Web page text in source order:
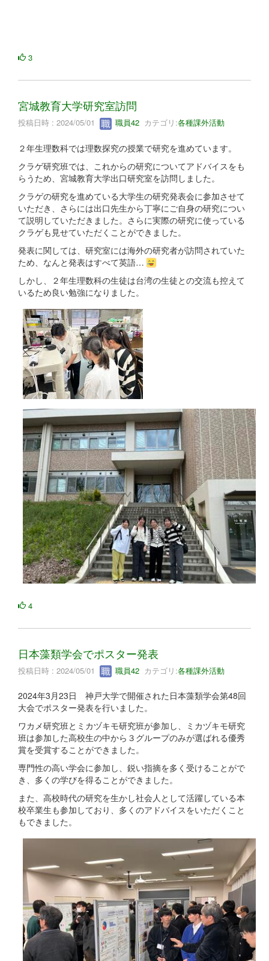
3
宮城教育大学研究室訪問
投稿日時 : 2024/05/01 職員42 カテゴリ:各種課外活動
２年生理数科では理数探究の授業で研究を進めています。
クラゲ研究班では、これからの研究についてアドバイスをも
らうため、宮城教育大学出口研究室を訪問しました。
クラゲの研究を進めている大学生の研究発表会に参加させて
いただき、さらには出口先生から丁寧にご自身の研究につい
て説明していただきました。さらに実際の研究に使っている
クラゲも見せていただくことができました。
発表に関しては、研究室には海外の研究者が訪問されていた
ため、なんと発表はすべて英語…
しかし、２年生理数科の生徒は台湾の生徒との交流も控えて
いるため良い勉強になりました。
4
日本藻類学会でポスター発表
投稿日時 : 2024/05/01 職員42 カテゴリ:各種課外活動
2024年3月23日 神戸大学で開催された日本藻類学会第48回
大会でポスター発表を行いました。
ワカメ研究班とミカヅキモ研究班が参加し、ミカヅキモ研究
班は参加した高校生の中から３グループのみが選ばれる優秀
賞を受賞することができました。
専門性の高い学会に参加し、鋭い指摘を多く受けることがで
き、多くの学びを得ることができました。
また、高校時代の研究を生かし社会人として活躍している本
校卒業生も参加しており、多くのアドバイスをいただくこと
もできました。